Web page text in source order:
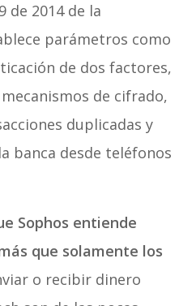
de 2014 de la
parámetros como
de dos factores,
de cifrado,
duplicadas y
banca desde teléfonos
Sophos entiende
que solamente los
o recibir dinero